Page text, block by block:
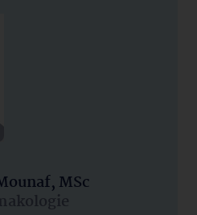
MSc